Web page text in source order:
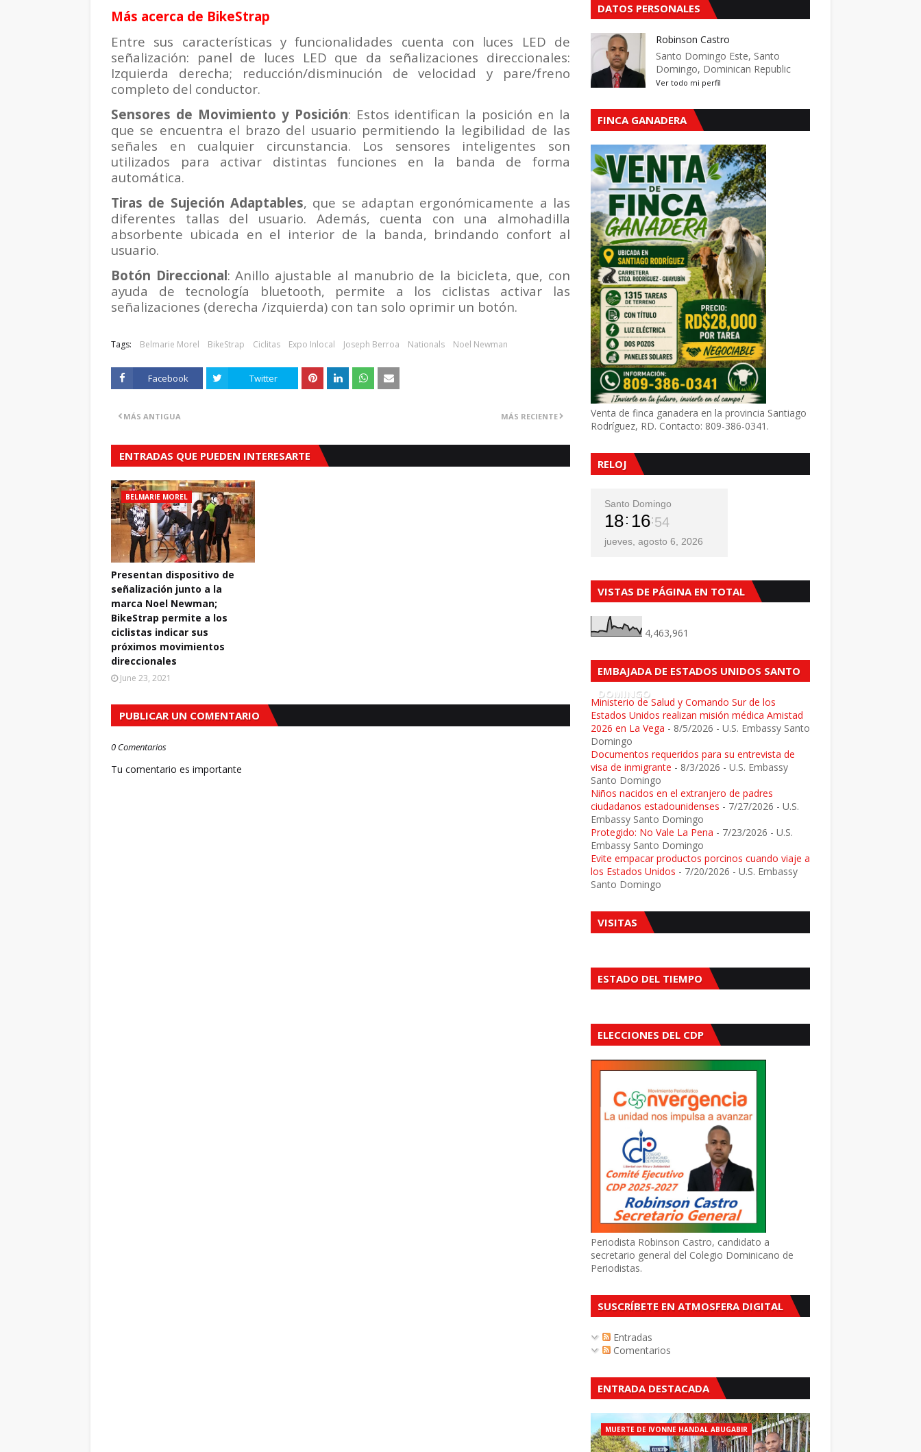
Más acerca de BikeStrap
Entre sus características y funcionalidades cuenta con luces LED de
señalización: panel de luces LED que da señalizaciones direccionales:
Izquierda derecha; reducción/disminución de velocidad y pare/freno
completo del conductor.
Sensores de Movimiento y Posición: Estos identifican la posición en la
que se encuentra el brazo del usuario permitiendo la legibilidad de las
señales en cualquier circunstancia. Los sensores inteligentes son
utilizados para activar distintas funciones en la banda de forma
automática.
Tiras de Sujeción Adaptables, que se adaptan ergonómicamente a las
diferentes tallas del usuario. Además, cuenta con una almohadilla
absorbente ubicada en el interior de la banda, brindando confort al
usuario.
Botón Direccional: Anillo ajustable al manubrio de la bicicleta, que, con
ayuda de tecnología bluetooth, permite a los ciclistas activar las
señalizaciones (derecha /izquierda) con tan solo oprimir un botón.
Tags: Belmarie Morel BikeStrap Ciclitas Expo Inlocal Joseph Berroa Nationals Noel Newman
Facebook Twitter
MÁS RECIENTE
MÁS ANTIGUA
ENTRADAS QUE PUEDEN INTERESARTE
BELMARIE MOREL
Presentan dispositivo de
señalización junto a la
marca Noel Newman;
BikeStrap permite a los
ciclistas indicar sus
próximos movimientos
direccionales
June 23, 2021
PUBLICAR UN COMENTARIO
0 Comentarios
Tu comentario es importante
DATOS PERSONALES
Robinson Castro
Santo Domingo Este, Santo
Domingo, Dominican Republic
Ver todo mi perfil
FINCA GANADERA
Venta de finca ganadera en la provincia Santiago
Rodríguez, RD. Contacto: 809-386-0341.
RELOJ
Santo Domingo
18 16 56
jueves, agosto 6, 2026
VISTAS DE PÁGINA EN TOTAL
4,463,961
EMBAJADA DE ESTADOS UNIDOS SANTO
DOMINGO
Ministerio de Salud y Comando Sur de los
Estados Unidos realizan misión médica Amistad
2026 en La Vega - 8/5/2026 - U.S. Embassy Santo
Domingo
Documentos requeridos para su entrevista de
visa de inmigrante - 8/3/2026 - U.S. Embassy
Santo Domingo
Niños nacidos en el extranjero de padres
ciudadanos estadounidenses - 7/27/2026 - U.S.
Embassy Santo Domingo
Protegido: No Vale La Pena - 7/23/2026 - U.S.
Embassy Santo Domingo
Evite empacar productos porcinos cuando viaje a
los Estados Unidos - 7/20/2026 - U.S. Embassy
Santo Domingo
VISITAS
ESTADO DEL TIEMPO
ELECCIONES DEL CDP
Periodista Robinson Castro, candidato a
secretario general del Colegio Dominicano de
Periodistas.
SUSCRÍBETE EN ATMOSFERA DIGITAL
Entradas
Comentarios
ENTRADA DESTACADA
MUERTE DE IVONNE HANDAL ABUGABIR